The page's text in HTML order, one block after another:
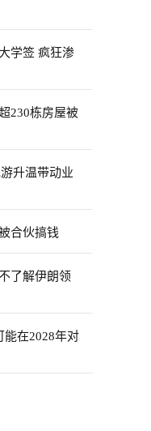
是美国州级议员
学签 疯狂渗
拉尔持学生签证
230栋房屋被
火灾致逾230栋
升温带动业
元，显示2026年
合伙搞钱
，总贷款1500万
了解伊朗领
统自认擅长看透并
能在2028年对